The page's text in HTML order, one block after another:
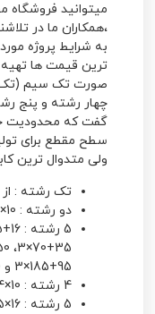
میتوانید فروشگاه
،همکاران ما در
به شرایط پروژه
ترین قیمت ها تهیه
صورت تک سیم (تک
چهار رشته و پنج
گفت که محدودیت
سطح مقطع برای
ولی متدوال ترین
تک رشته : از 50 تا 500 میلیمتر مربع
دو رشته : 10×2، 16×2، 25×2 و 35×2
95+185×3 و 120+240×3
4 رشته : 10×4، 16×4 و 25×4
5 رشته : 16×5 و 25×5